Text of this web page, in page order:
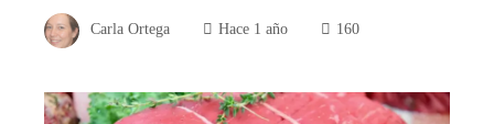
Carla Ortega Hace 1 año 160